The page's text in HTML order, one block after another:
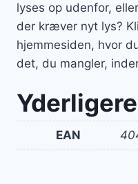
lyses op udenfor,
der kræver nyt lys?
hjemmesiden, hvor
det, du mangler,
EAN